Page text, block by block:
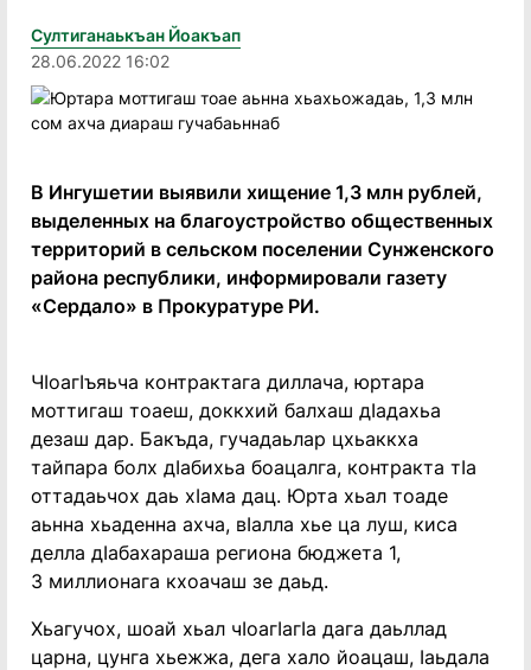
Султиганаькъан Йоакъап
28.06.2022 16:02
В Ингушетии выявили хищение 1,3 млн рублей,
выделенных на благоустройство общественных
территорий в сельском поселении Сунженского
района республики, информировали газету
«Сердало» в Прокуратуре РИ.
ЧIоагIъяьча контрактага диллача, юртара
моттигаш тоаеш, доккхий балхаш дIадахьа
дезаш дар. Бакъда, гучадаьлар цхьаккха
тайпара болх дIабихьа боацалга, контракта тIа
оттадаьчох даь хIама дац. Юрта хьал тоаде
аьнна хьаденна ахча, вIалла хье ца луш, киса
делла дIабахараша региона бюджета 1,
3 миллионага кхоачаш зе даьд.
Хьагучох, шоай хьал чIоагIагIа дага даьллад
царна, цунга хьежжа, дега хало йоацаш, Iаьдала